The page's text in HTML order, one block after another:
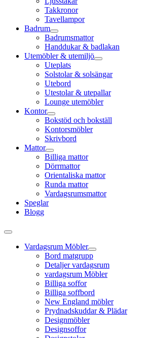
Takkronor
Tavellampor
Badrum
Badrumsmattor
Handdukar & badlakan
Utemöbler & utemiljö
Uteplats
Solstolar & solsängar
Utebord
Utestolar & utepallar
Lounge utemöbler
Kontor
Bokstöd och bokställ
Kontorsmöbler
Skrivbord
Mattor
Billiga mattor
Dörrmattor
Orientaliska mattor
Runda mattor
Vardagsrumsmattor
Speglar
Blogg
Vardagsrum Möbler
Bord matgrupp
Detaljer vardagsrum
vardagsrum Möbler
Billiga soffor
Billiga soffbord
New England möbler
Prydnadskuddar & Plädar
Designmöbler
Designsoffor